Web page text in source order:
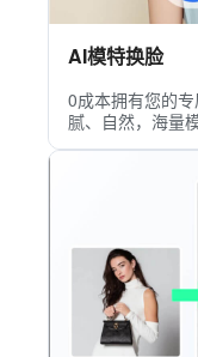
AI模特换脸
0成本拥有您的
腻、自然，海量